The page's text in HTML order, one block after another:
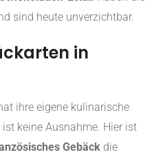
sind heute unverzichtbar.
in
ihre eigene kulinarische
keine Ausnahme. Hier ist
Gebäck die